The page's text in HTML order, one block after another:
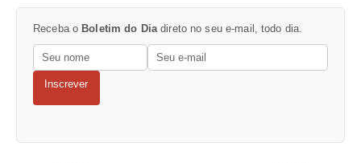
Receba o Boletim do Diadireto no seu e-mail, todo dia.
Inscrever